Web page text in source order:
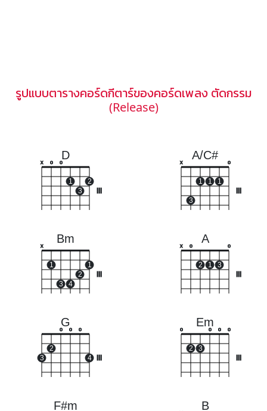
รูปแบบตารางคอร์ดกีตาร์ของคอร์ดเพลง ตัดกรรม
(Release)
D
x o o
1
3
2
A/C#
x
3
1 1 1
o
Bm
x
1
3 4
2
1
A
x o
2 1 3
o
G
3
2
o o o
4
Em
o
2 3
o o o
F#m B